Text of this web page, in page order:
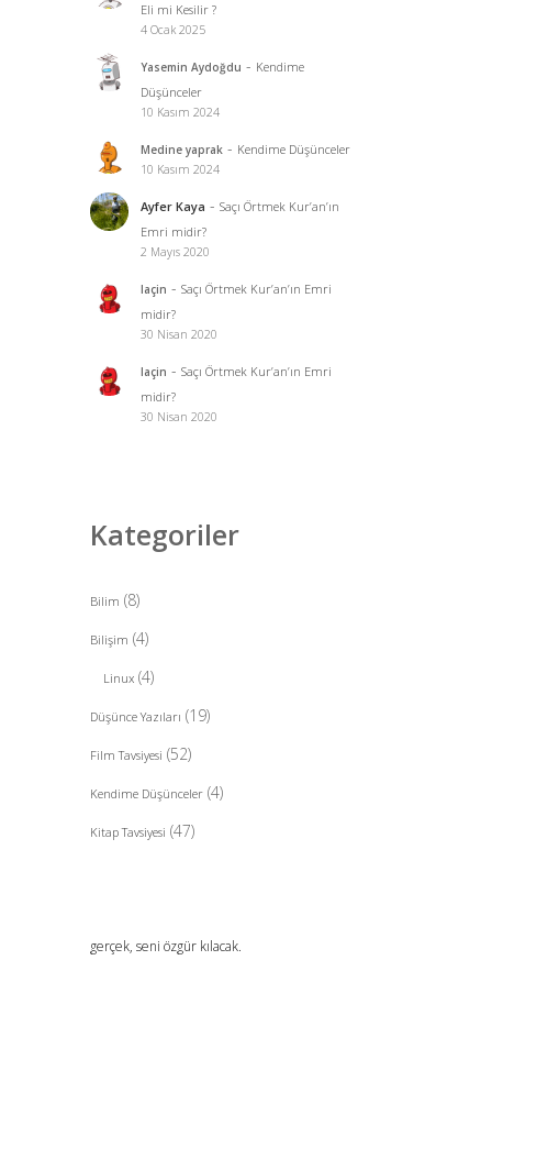
Eli mi Kesilir ?
4 Ocak 2025
Yasemin Aydoğdu - Kendime
Düşünceler
10 Kasım 2024
Medine yaprak- Kendime Düşünceler
10 Kasım 2024
Ayfer Kaya - Saçı Örtmek Kur’an’ın
Emri midir?
2 Mayıs 2020
laçin - Saçı Örtmek Kur’an’ın Emri
midir?
30 Nisan 2020
laçin - Saçı Örtmek Kur’an’ın Emri
midir?
30 Nisan 2020
Kategoriler
Bilim (8)
Bilişim (4)
Linux (4)
Düşünce Yazıları (19)
Film Tavsiyesi (52)
Kendime Düşünceler (4)
Kitap Tavsiyesi (47)
gerçek, seni özgür kılacak.